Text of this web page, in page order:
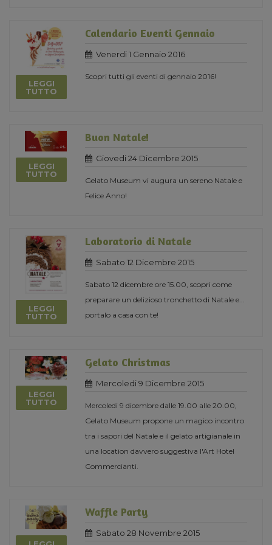
LEGGI
TUTTO
Calendario Eventi Gennaio
Venerdi 1 Gennaio 2016
Scopri tutti gli eventi di gennaio 2016!
LEGGI
TUTTO
Buon Natale!
Giovedi 24 Dicembre 2015
Gelato Museum vi augura un sereno Natale e
Felice Anno!
LEGGI
TUTTO
Laboratorio di Natale
Sabato 12 Dicembre 2015
Sabato 12 dicembre ore 15.00, scopri come
preparare un delizioso tronchetto di Natale e...
portalo a casa con te!
LEGGI
TUTTO
Gelato Christmas
Mercoledi 9 Dicembre 2015
Mercoledi 9 dicembre dalle 19.00 alle 20.00,
Gelato Museum propone un magico incontro
tra i sapori del Natale e il gelato artigianale in
una location davvero suggestiva l'Art Hotel
Commercianti.
Waffle Party
Sabato 28 Novembre 2015